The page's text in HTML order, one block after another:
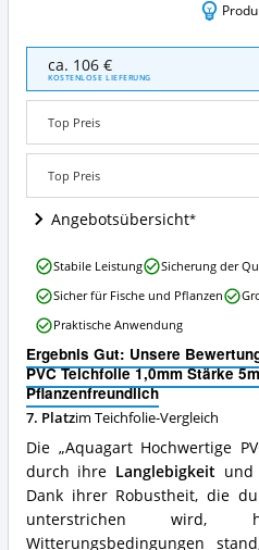
Aquagart
Hochwertige
PVC
Teichfolie
1,0mm
Stärke
x
4m
und
Pflanzenfreundlich
Angebote:
Wo
ist
diese
Teichfolie
erhältlich?
ca. 106 €
KOSTENLOSE LIEFERUNG
Top Preis
Top Preis
Angebotsübersicht
Ergebnis Gut: Unsere
PVC Teichfolie 1,0mm Stärke
Pflanzenfreundlich
7. Platzim Teichfolie-Vergleich
Die „Aquagart Hochwertige
durch ihre Langlebigkeitund
Dank ihrer Robustheit, die
unterstrichen wird,
Witterungsbedingungen
Aquagart
Hochwertige
PVC
Teichfolie
1,0mm
Stärke
5m
x
4m
I
Fisch
und
Pflanzenfreundlich
Vorteile:
Was
Stabile Leistung
Sicherung der
Sicher für Fische und Pflanzen
Praktische Anwendung